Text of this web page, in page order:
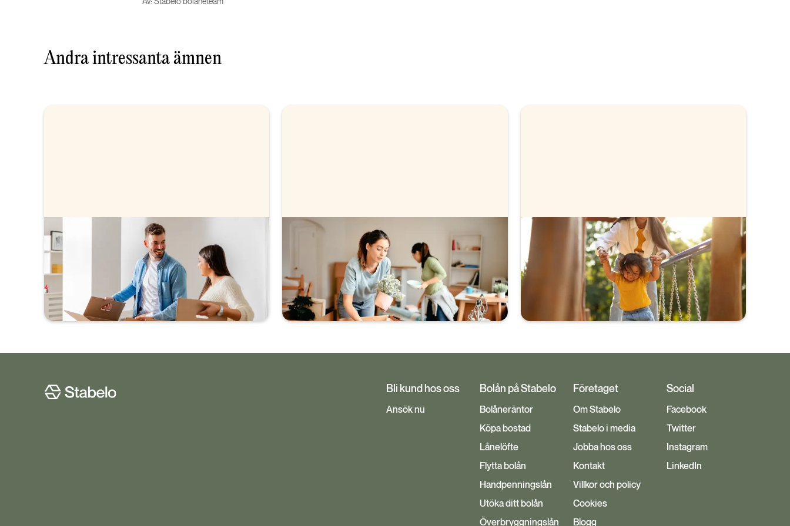
Andra intressanta ämnen
Bolån när du köper bostad
Vi hjälper dig med bolånet när du köper bostad.
Ansök helt digitalt och få svar direkt.
Vad ingår i en kreditbedömning?
En kreditbedömning görs när vi ska bedöma hur
mycket du får låna och den påverkas av din
inkomst, familjesituation och ekonomi.
Hur mycket måste jag amortera?
Amorteringskravet styr hur mycket du måste
amortera och alla banker och långivare följer
samma amorteringskrav. Lär dig mer om hur det
fungerar och hur mycket du måste amortera.
Bli kund hos oss
Ansök nu
Bolån på Stabelo
Bolåneräntor
Köpa bostad
Lånelöfte
Flytta bolån
Handpenningslån
Utöka ditt bolån
Överbryggningslån
Företaget
Om Stabelo
Stabelo i media
Jobba hos oss
Kontakt
Villkor och policy
Cookies
Blogg
Social
Facebook
Twitter
Instagram
LinkedIn